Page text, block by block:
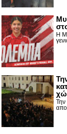
Η
Την